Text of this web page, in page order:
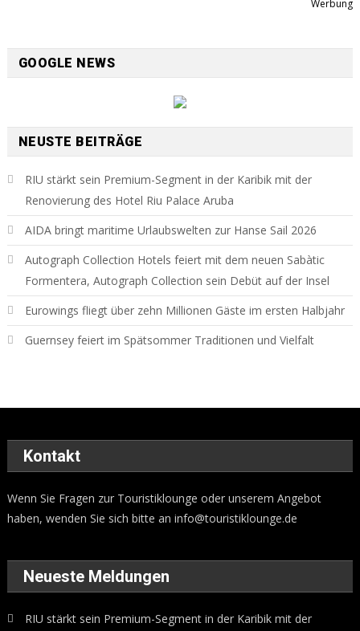
Werbung
GOOGLE NEWS
NEUSTE BEITRÄGE
RIU stärkt sein Premium-Segment in der Karibik mit der
Renovierung des Hotel Riu Palace Aruba
AIDA bringt maritime Urlaubswelten zur Hanse Sail 2026
Autograph Collection Hotels feiert mit dem neuen Sabàtic
Formentera, Autograph Collection sein Debüt auf der Insel
Eurowings fliegt über zehn Millionen Gäste im ersten Halbjahr
Guernsey feiert im Spätsommer Traditionen und Vielfalt
Kontakt
Wenn Sie Fragen zur Touristiklounge oder unserem Angebot
haben, wenden Sie sich bitte aninfo@touristiklounge.de
Neueste Meldungen
RIU stärkt sein Premium-Segment in der Karibik mit der